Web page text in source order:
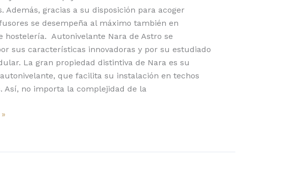
Además, gracias a su disposición para acoger
se desempeña al máximo también en
hostelería. Autonivelante Nara de Astro se
sus características innovadoras y por su estudiado
La gran propiedad distintiva de Nara es su
que facilita su instalación en techos
Así, no importa la complejidad de la